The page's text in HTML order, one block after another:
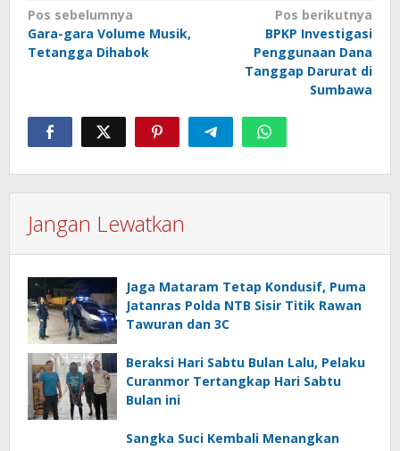
Navigasi
pos
Pos sebelumnya
Gara-gara Volume Musik,
Tetangga Dihabok
Pos berikutnya
BPKP Investigasi
Penggunaan Dana
Tanggap Darurat di
Sumbawa
Jangan Lewatkan
Jaga Mataram Tetap Kondusif, Puma
Jatanras Polda NTB Sisir Titik Rawan
Tawuran dan 3C
Beraksi Hari Sabtu Bulan Lalu, Pelaku
Curanmor Tertangkap Hari Sabtu
Bulan ini
Sangka Suci Kembali Menangkan